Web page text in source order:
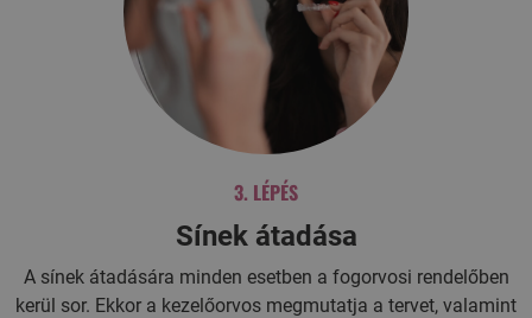
3. LÉPÉS
Sínek átadása
A sínek átadására minden esetben a fogorvosi rendelőben
kerül sor. Ekkor a kezelőorvos megmutatja a tervet, valamint